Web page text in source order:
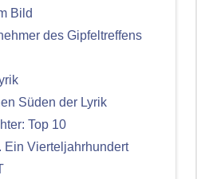
Bild
des Gipfeltreffens
Süden der Lyrik
Top 10
Ein Vierteljahrhundert